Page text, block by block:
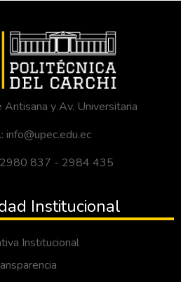
Antisana y Av. Universitaria
info@upec.edu.ec
837 - 2984 435
Institucional
Institucional